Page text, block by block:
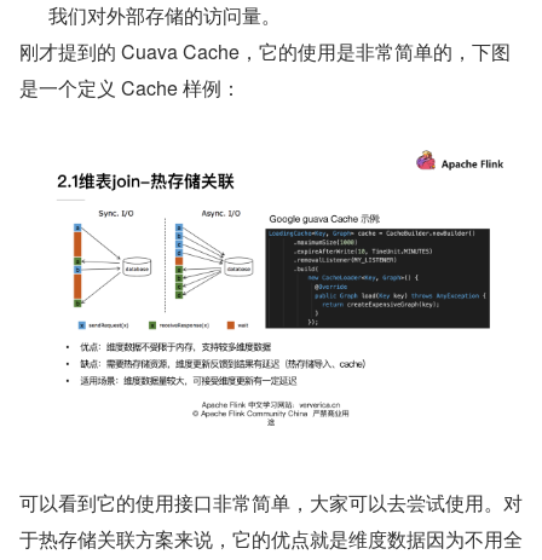
我们对外部存储的访问量。
刚才提到的 Cuava Cache，它的使用是非常简单的，下图
是一个定义 Cache 样例：
可以看到它的使用接口非常简单，大家可以去尝试使用。对
于热存储关联方案来说，它的优点就是维度数据因为不用全